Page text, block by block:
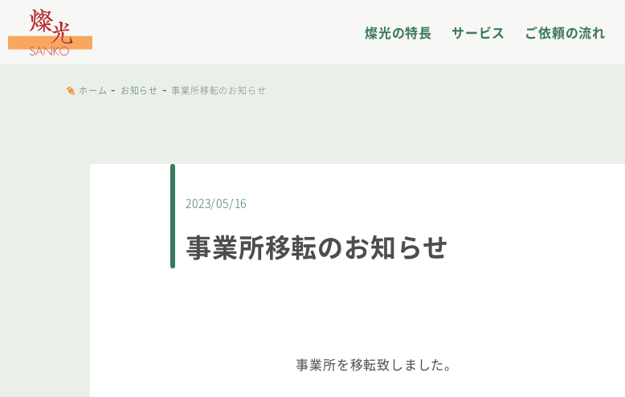
文字工房燦光 燦光の特長 サービス ご依頼の流れ
ホーム - お知らせ - 事業所移転のお知らせ
2023/05/16
事業所移転のお知らせ
事業所を移転致しました。